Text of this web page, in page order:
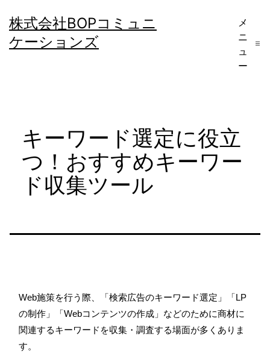
ン
テ
株式会社BOPコミュニ
ケーションズ
メ
ニ
ュ
ー
キーワード選定に役立
つ！おすすめキーワー
ド収集ツール
Web施策を行う際、「検索広告のキーワード選定」「LP
の制作」「Webコンテンツの作成」などのために商材に
関連するキーワードを収集・調査する場面が多くありま
す。